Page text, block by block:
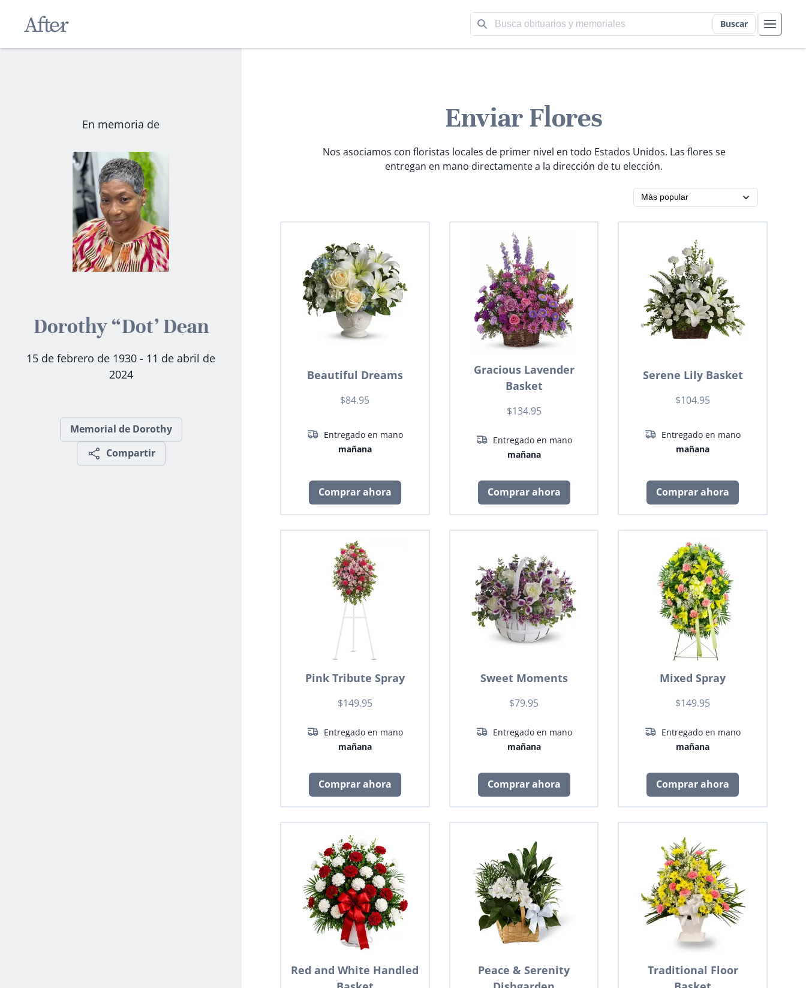
Buscar
En memoria de
Dorothy “Dot’ Dean
15 de febrero de 1930 - 11 de abril de
2024
Memorial de Dorothy
Compartir
Enviar Flores
Nos asociamos con floristas locales de primer nivel en todo Estados Unidos. Las flores se
entregan en mano directamente a la dirección de tu elección.
Beautiful Dreams
$84.95
Entregado en mano
mañana
Comprar ahora
Gracious Lavender
Basket
$134.95
Entregado en mano
mañana
Comprar ahora
Serene Lily Basket
$104.95
Entregado en mano
mañana
Comprar ahora
Pink Tribute Spray
$149.95
Entregado en mano
mañana
Comprar ahora
Sweet Moments
$79.95
Entregado en mano
mañana
Comprar ahora
Mixed Spray
$149.95
Entregado en mano
mañana
Comprar ahora
Red and White Handled
Peace & Serenity
Traditional Floor